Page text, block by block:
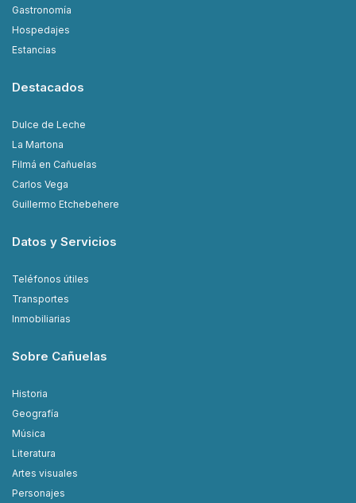
Gastronomía
Hospedajes
Estancias
Destacados
Dulce de Leche
La Martona
Filmá en Cañuelas
Carlos Vega
Guillermo Etchebehere
Datos y Servicios
Teléfonos útiles
Transportes
Inmobiliarias
Sobre Cañuelas
Historia
Geografía
Música
Literatura
Artes visuales
Personajes